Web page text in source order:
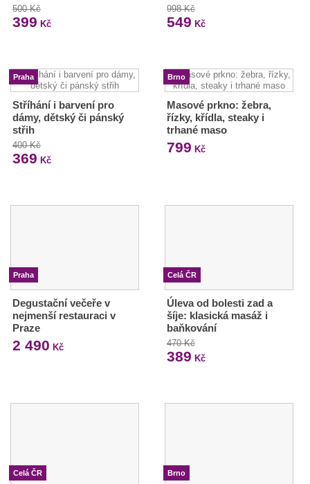
500 Kč
399 Kč
998 Kč
549 Kč
Praha
Stříhání i barvení pro
dámy, dětský či pánský
střih
400 Kč
369 Kč
Brno
Masové prkno: žebra,
řízky, křídla, steaky i
trhané maso
799 Kč
Praha
Degustační večeře v
nejmenší restauraci v
Praze
2 490 Kč
Celá ČR
Úleva od bolesti zad a
šíje: klasická masáž i
baňkování
470 Kč
389 Kč
Celá ČR Brno